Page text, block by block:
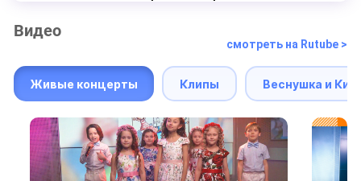
Видео
смотреть на Rutube >
Живые концерты Клипы Веснушка и